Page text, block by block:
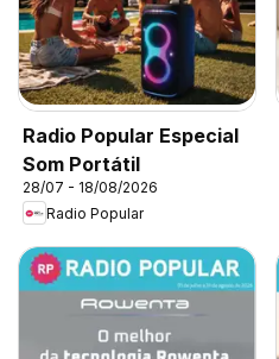
Radio Popular Especial
Som Portátil
28/07 - 18/08/2026
Radio Popular